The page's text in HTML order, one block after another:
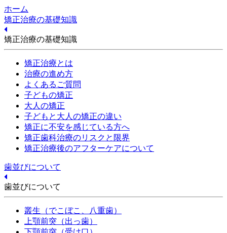
ホーム
矯正治療の基礎知識
矯正治療の基礎知識
矯正治療とは
治療の進め方
よくあるご質問
子どもの矯正
大人の矯正
子どもと大人の矯正の違い
矯正に不安を感じている方へ
矯正歯科治療のリスクと限界
矯正治療後のアフターケアについて
歯並びについて
歯並びについて
叢生（でこぼこ、八重歯）
上顎前突（出っ歯）